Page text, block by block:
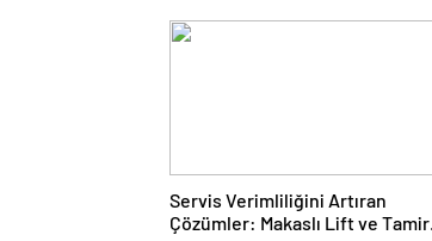
Servis Verimliliğini Artıran
Çözümler: Makaslı Lift ve